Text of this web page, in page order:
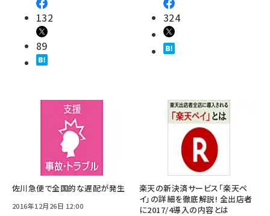
132
89
324
佐川急便で全国的な遅配が発生
2016年12月26日 12:00
楽天の新決済サービス「楽天ペ
イ」の詳細を徹底解説! 全出店者
に2017/4導入の内容とは